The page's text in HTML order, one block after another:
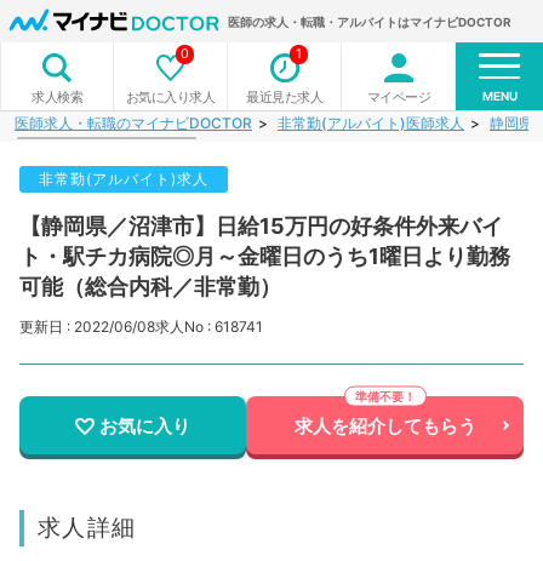
医師の求人・転職・アルバイトはマイナビDOCTOR
求人検索 お気に入り求人
0
最近見た求人
1
マイページ MENU
医師求人・転職のマイナビDOCTOR 非常勤(アルバイト)医師求人 静岡県
非常勤(アルバイト)求人
【静岡県／沼津市】日給15万円の好条件外来バイ
ト・駅チカ病院◎月～金曜日のうち1曜日より勤務
可能（総合内科／非常勤）
更新日 : 2022/06/08求人No : 618741
お気に入り 求人を紹介してもらう
求人詳細